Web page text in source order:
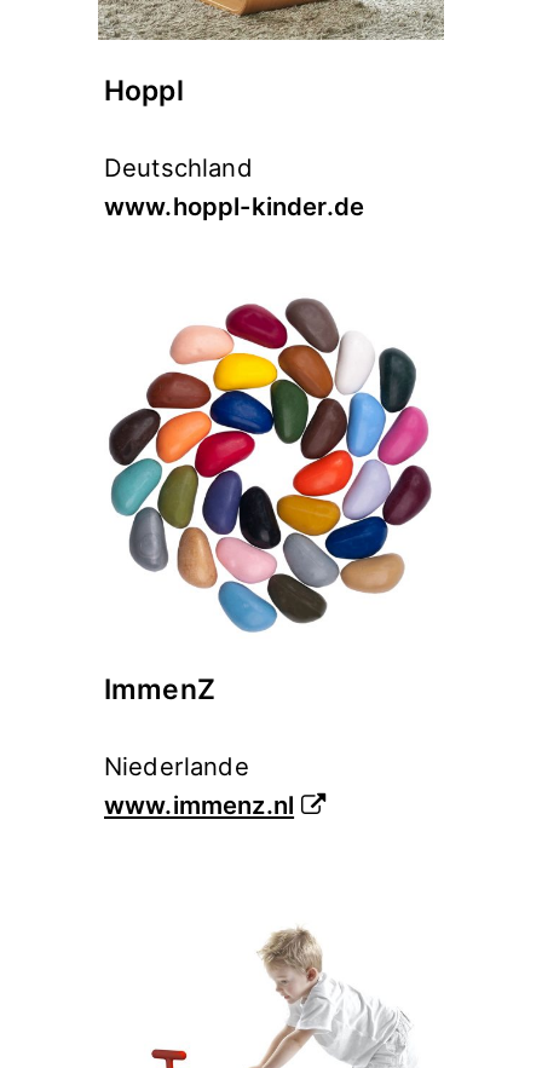
Hoppl
Deutschland
www.hoppl-kinder.de
ImmenZ
Niederlande
www.immenz.nl